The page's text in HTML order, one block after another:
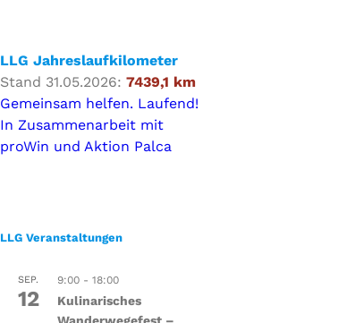
LLG Jahreslaufkilometer
Stand 31.05.2026: 7439,1 km
Gemeinsam helfen. Laufend!
In Zusammenarbeit mit
proWin und Aktion Palca
LLG Veranstaltungen
SEP.
12
9:00- 18:00
Kulinarisches